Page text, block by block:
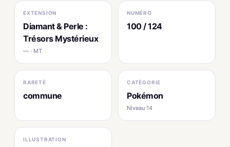
EXTENSION
Diamant & Perle :
Trésors Mystérieux
— · MT
NUMÉRO
100 / 124
RARETÉ
commune
CATÉGORIE
Pokémon
Niveau 14
ILLUSTRATION